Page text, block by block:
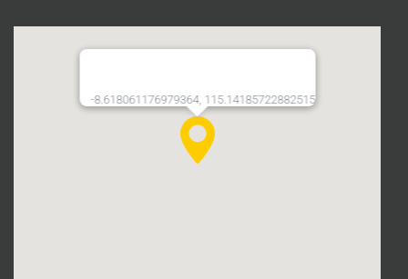
-8.618061176979364, 115.14185722882515